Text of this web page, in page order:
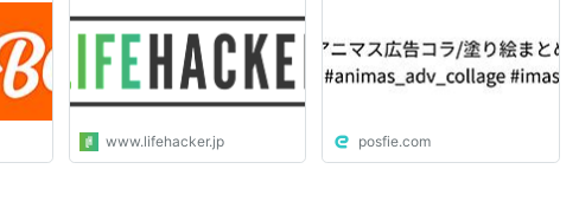
www.lifehacker.jp posfie.com